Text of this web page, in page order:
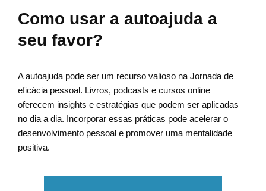
Como usar a autoajuda a
seu favor?
A autoajuda pode ser um recurso valioso na Jornada de
eficácia pessoal. Livros, podcasts e cursos online
oferecem insights e estratégias que podem ser aplicadas
no dia a dia. Incorporar essas práticas pode acelerar o
desenvolvimento pessoal e promover uma mentalidade
positiva.